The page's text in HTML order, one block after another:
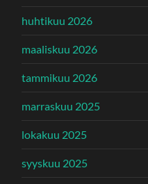
huhtikuu 2026
maaliskuu 2026
tammikuu 2026
marraskuu 2025
lokakuu 2025
syyskuu 2025